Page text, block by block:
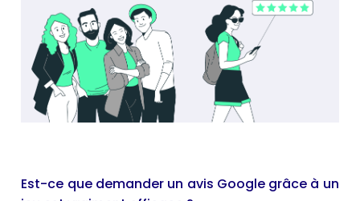
Est-ce que demander un avis Google grâce à un